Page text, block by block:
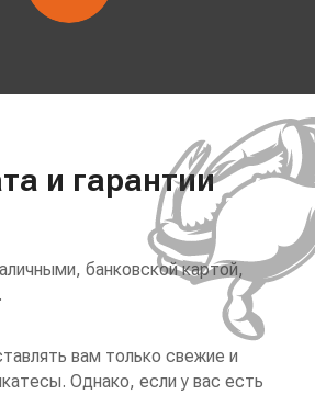
и гарантии
банковской картой,
вам только свежие и
Однако, если у вас есть